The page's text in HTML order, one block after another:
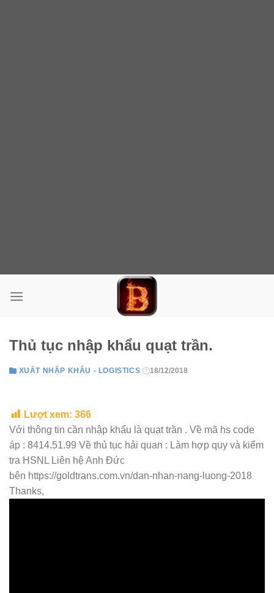
Thủ tục nhập khẩu quạt trần.
XUẤT NHẬP KHẨU - LOGISTICS 18/12/2018
Lượt xem: 366
Với thông tin cần nhập khẩu là quạt trần . Về mã hs code
áp : 8414.51.99 Về thủ tục hải quan : Làm hợp quy và kiểm
tra HSNL Liên hệ Anh Đức
bên https://goldtrans.com.vn/dan-nhan-nang-luong-2018
Thanks,